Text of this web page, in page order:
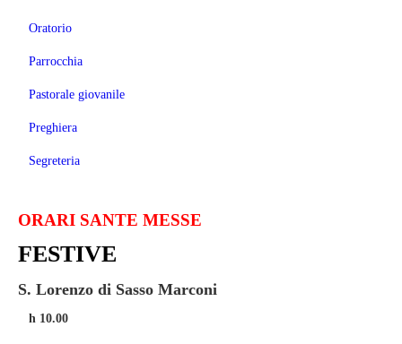
Oratorio
Parrocchia
Pastorale giovanile
Preghiera
Segreteria
ORARI SANTE MESSE
FESTIVE
S. Lorenzo di Sasso Marconi
h 10.00